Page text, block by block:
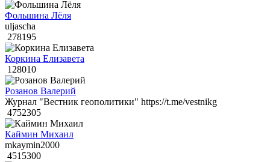
Фольшина Лёля
uljascha
278195
Коркина Елизавета
128010
Розанов Валерий
Журнал "Вестник геополитики" https://t.me/vestnikg
4752305
Каймин Михаил
mkaymin2000
4515300